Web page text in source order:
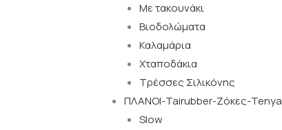
Με τακουνάκι
Βιοδολώματα
Καλαμάρια
Χταποδάκια
Τρέσσες Σιλικόνης
ΠΛΑΝΟΙ-Tairubber-Ζόκες-Tenya
Slow